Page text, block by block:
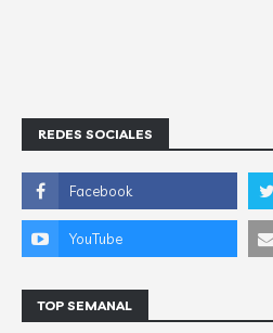
REDES SOCIALES
TOP SEMANAL